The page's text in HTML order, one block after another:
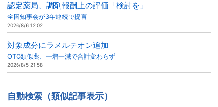
認定薬局、調剤報酬上の評価「検討を」
全国知事会が3年連続で提言
2026/8/6 12:02
対象成分にラメルテオン追加
OTC類似薬、一増一減で合計変わらず
2026/8/5 21:58
自動検索（類似記事表示）